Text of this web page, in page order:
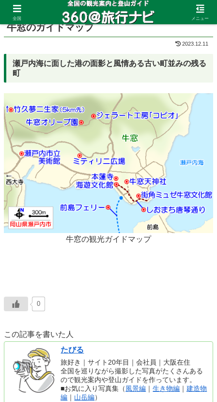
ホーム 岡山県 牛窓
牛窓のガイドマップ
2023.12.11
瀬戸内海に面した港の面影と風情ある古い町並みの残る
町
牛窓の観光ガイドマップ
0
この記事を書いた人
たびる
旅好き｜サイト20年目｜会社員｜大阪在住
全国を巡りながら撮影した写真がたくさんある
ので観光案内や登山ガイドを作っています。
■お気に入り写真集（ 風景編 ｜生き物編 ｜建造物
編 ｜ 山岳編）
全国 メニュー